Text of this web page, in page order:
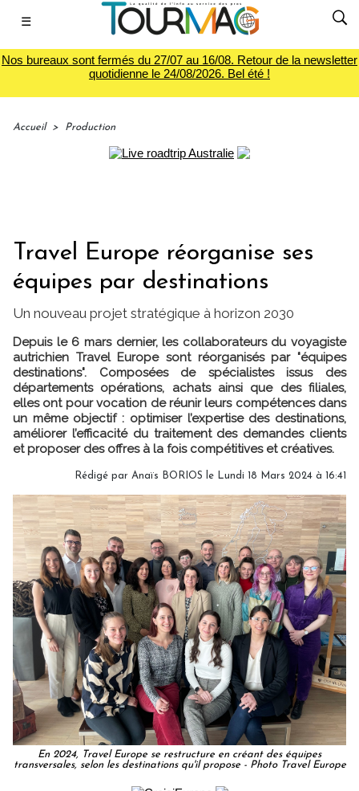
☰
Nos bureaux sont fermés du 27/07 au 16/08. Retour de la newsletter
quotidienne le 24/08/2026. Bel été !
Accueil > Production
Travel Europe réorganise ses
équipes par destinations
Un nouveau projet stratégique à horizon 2030
Depuis le 6 mars dernier, les collaborateurs du voyagiste
autrichien Travel Europe sont réorganisés par "équipes
destinations". Composées de spécialistes issus des
départements opérations, achats ainsi que des filiales,
elles ont pour vocation de réunir leurs compétences dans
un même objectif : optimiser l’expertise des destinations,
améliorer l’efficacité du traitement des demandes clients
et proposer des offres à la fois compétitives et créatives.
Rédigé par Anaïs BORIOS le Lundi 18 Mars 2024 à 16:41
En 2024, Travel Europe se restructure en créant des équipes
transversales, selon les destinations qu'il propose - Photo Travel Europe